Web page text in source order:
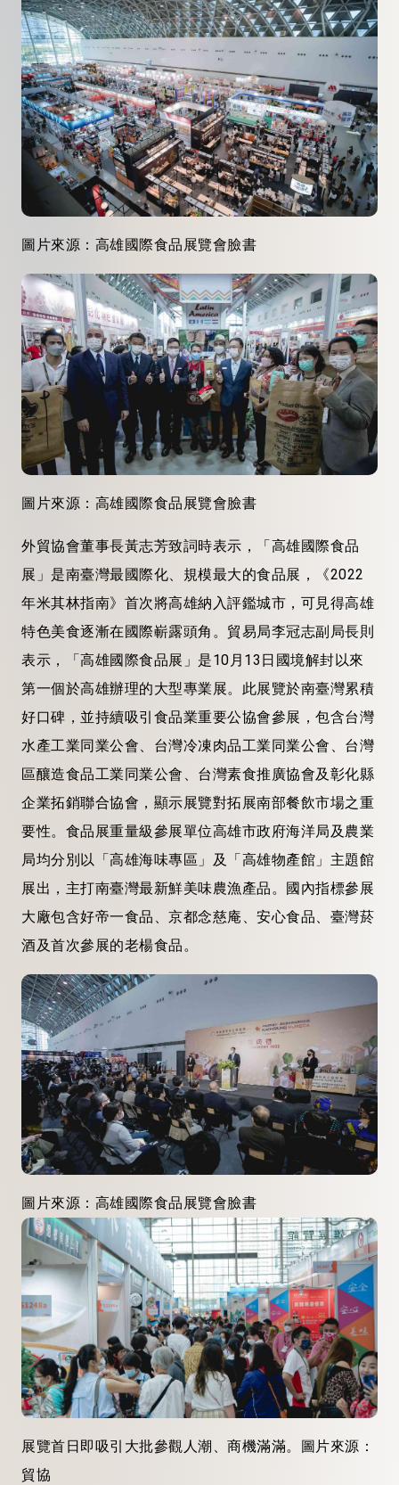
圖片來源：高雄國際食品展覽會臉書
圖片來源：高雄國際食品展覽會臉書
外貿協會董事長黃志芳致詞時表示，「高雄國際食品
展」是南臺灣最國際化、規模最大的食品展，《2022
年米其林指南》首次將高雄納入評鑑城市，可見得高雄
特色美食逐漸在國際嶄露頭角。貿易局李冠志副局長則
表示，「高雄國際食品展」是10月13日國境解封以來
第一個於高雄辦理的大型專業展。此展覽於南臺灣累積
好口碑，並持續吸引食品業重要公協會參展，包含台灣
水產工業同業公會、台灣冷凍肉品工業同業公會、台灣
區釀造食品工業同業公會、台灣素食推廣協會及彰化縣
企業拓銷聯合協會，顯示展覽對拓展南部餐飲市場之重
要性。食品展重量級參展單位高雄市政府海洋局及農業
局均分別以「高雄海味專區」及「高雄物產館」主題館
展出，主打南臺灣最新鮮美味農漁產品。國內指標參展
大廠包含好帝一食品、京都念慈庵、安心食品、臺灣菸
酒及首次參展的老楊食品。
圖片來源：高雄國際食品展覽會臉書
展覽首日即吸引大批參觀人潮、商機滿滿。圖片來源：
貿協